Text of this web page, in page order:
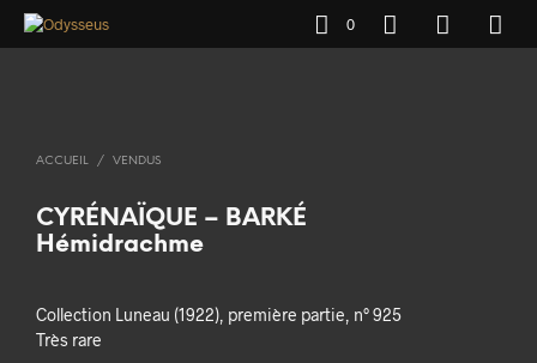
0
ACCUEIL / VENDUS
CYRÉNAÏQUE – BARKÉ
Hémidrachme
Collection Luneau (1922), première partie, n° 925
Très rare